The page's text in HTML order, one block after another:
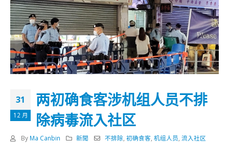
31
12 月
两初确食客涉机组人员不排
除病毒流入社区
By Ma Canbin 新聞 不排除,初确食客,机组人员,流入社区